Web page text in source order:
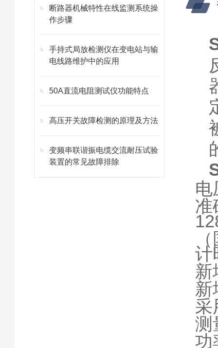
断路器机械特性在线监测系统操
作步骤
手持式局放检测仪在变电站与输
电线路维护中的应用
50A直流电阻测试仪功能特点
高压开关故障检测的原理及方法
变频串联谐振电缆交流耐压试验
装置的常见故障排除
电
准
计
新
新
采
功